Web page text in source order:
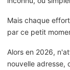
Mais chaque
par ce petit
Alors en 2026,
nouvelle adresse,